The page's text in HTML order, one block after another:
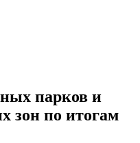
парков и
зон по итогам